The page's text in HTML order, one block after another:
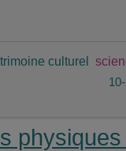
culturel